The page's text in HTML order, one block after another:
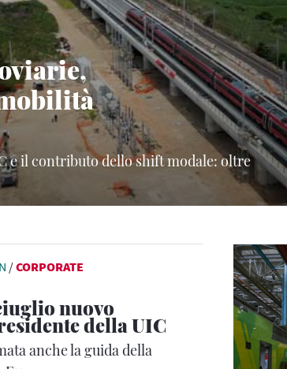
e il contributo dello shift modale: oltre
/CORPORATE
nuovo
della UIC
anche la guida della